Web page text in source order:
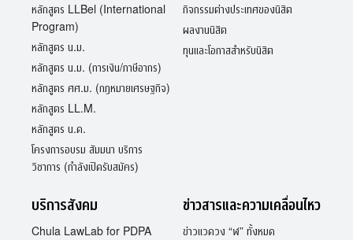
หลักสูตร LLBel (International
Program)
หลักสูตร น.ม.
หลักสูตร น.ม. (การเงิน/ภาษีอากร)
หลักสูตร ศศ.ม. (กฎหมายเศรษฐกิจ)
หลักสูตร LL.M.
หลักสูตร น.ด.
โครงการอบรม สัมมนา บริการ
วิชาการ (กำลังเปิดรับสมัคร)
กิจกรรมต่างประเทศของนิสิต
ผลงานนิสิต
ทุนและโอกาสสำหรับนิสิต
บริการสังคม
Chula LawLab for PDPA
ข่าวสารและความเคลื่อนไหว
ข่าวแวดวง “ฬ” ทั้งหมด